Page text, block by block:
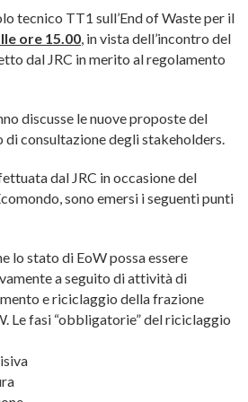
tecnico TT1 sull’End of Waste per il
ore 15.00, in vista dell’incontro del
dal JRC in merito al regolamento
discusse le nuove proposte del
di consultazione degli stakeholders.
dal JRC in occasione del
sono emersi i seguenti punti
lo stato di EoW possa essere
a seguito di attività di
e riciclaggio della frazione
Le fasi “obbligatorie” del riciclaggio